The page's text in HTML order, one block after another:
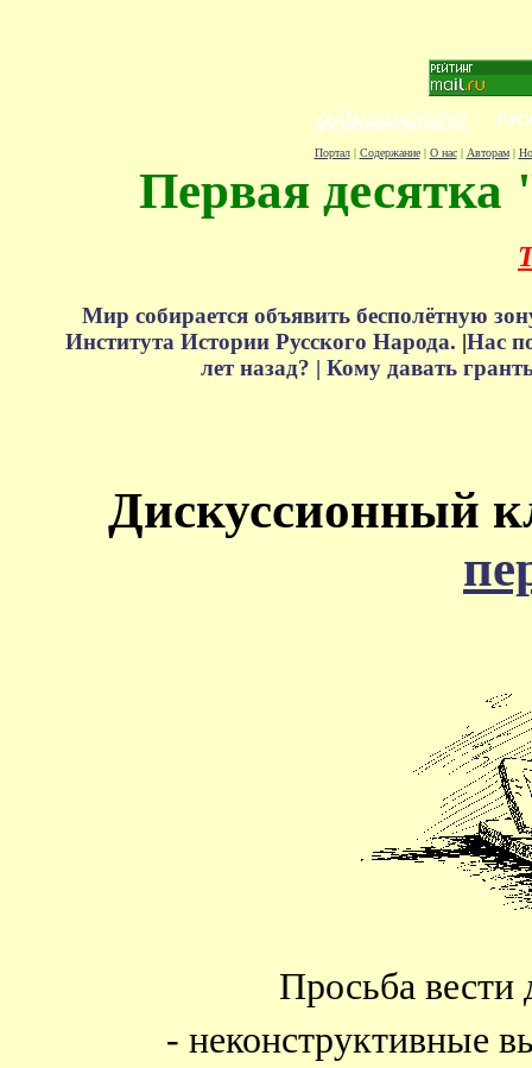
Портал| Содержание| О нас| Авторам|
Первая десятка
Мир собирается объявить бесполётную
Института Истории Русского Народа. |Нас
лет назад? | Кому давать
Дискуссионный
Просьба вести
- неконструктивные